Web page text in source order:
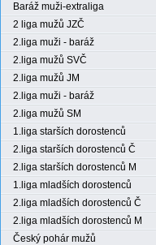
Baráž muži-extraliga
2 liga mužů JZČ
2.liga muži - baráž
2.liga mužů SVČ
2.liga mužů JM
2.liga muži - baráž
2.liga mužů SM
1.liga starších dorostenců
2.liga starších dorostenců Č
2.liga starších dorostenců M
1.liga mladších dorostenců
2.liga mladších dorostenců Č
2.liga mladších dorostenců M
Český pohár mužů